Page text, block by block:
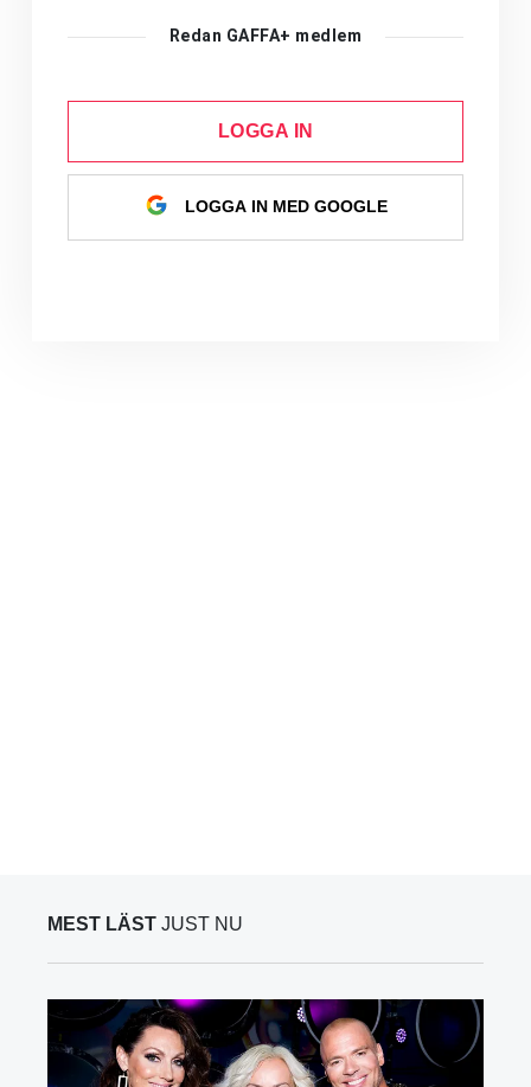
Redan GAFFA+ medlem
LOGGA IN
LOGGA IN MED GOOGLE
MEST LÄST JUST NU